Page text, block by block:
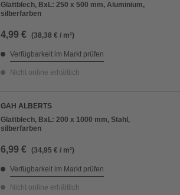
Glattblech, BxL: 250 x 500 mm, Aluminium,
silberfarben
4,99 € (38,38 € / m²)
Verfügbarkeit im Markt prüfen
Nicht online erhältlich
GAH ALBERTS
Glattblech, BxL: 200 x 1000 mm, Stahl,
silberfarben
6,99 € (34,95 € / m²)
Verfügbarkeit im Markt prüfen
Nicht online erhältlich